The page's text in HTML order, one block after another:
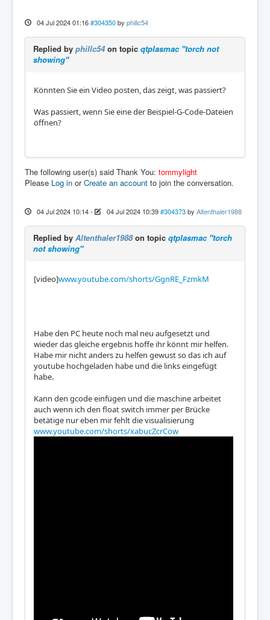
04 Jul 2024 01:16 #304350 by phillc54
Replied by phillc54on topic qtplasmac "torch not
showing"
Könnten Sie ein Video posten, das zeigt, was passiert?
Was passiert, wenn Sie eine der Beispiel-G-Code-Dateien
öffnen?
The following user(s) said Thank You: tommylight
Please Log in orCreate an account to join the conversation.
04 Jul 2024 10:14- 04 Jul 2024 10:39 #304373 by Altenthaler1988
Replied by Altenthaler1988on topic qtplasmac "torch
not showing"
[video]www.youtube.com/shorts/GgnRE_FzmkM
Habe den PC heute noch mal neu aufgesetzt und
wieder das gleiche ergebnis hoffe ihr könnt mir helfen.
Habe mir nicht anders zu helfen gewust so das ich auf
youtube hochgeladen habe und die links eingefügt
habe.
Kann den gcode einfügen und die maschine arbeitet
auch wenn ich den float switch immer per Brücke
betätige nur eben mir fehlt die visualisierung
www.youtube.com/shorts/xabucZcrCow